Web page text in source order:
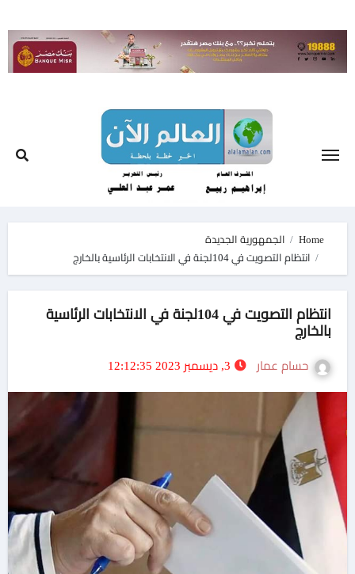
to
content
Home
الجمهورية الجديدة
انتظام التصويت في 104لجنة في الانتخابات الرئاسية بالخارج
انتظام التصويت في 104لجنة في الانتخابات الرئاسية
بالخارج
حسام عمار